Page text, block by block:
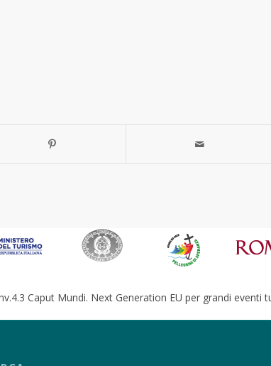
Caput Mundi. Next Generation EU per grandi eventi